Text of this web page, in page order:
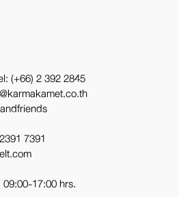
(+66) 2 392 2845
7391
17:00 hrs.